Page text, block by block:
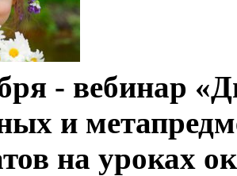
- вебинар
и
на уроках